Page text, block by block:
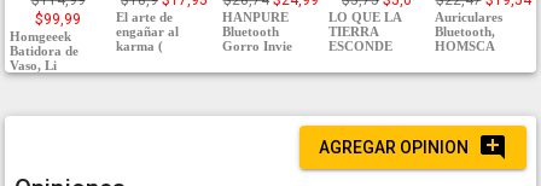
$99,99
Homgeeek
Batidora de
Vaso, Li
El arte de
engañar al
karma (
HANPURE
Bluetooth
Gorro Invie
LO QUE LA
TIERRA
ESCONDE
Auriculares
Bluetooth,
HOMSCA
AGREGAR OPINION